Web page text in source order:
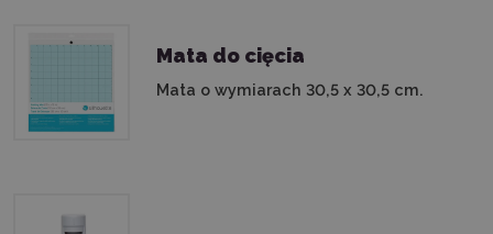
Mata do cięcia
Mata o wymiarach 30,5 x 30,5 cm.